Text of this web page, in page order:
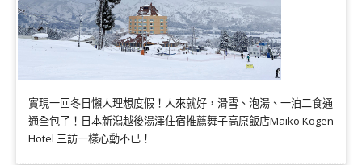
實現一回冬日懶人理想度假！人來就好，滑雪、泡湯、一泊二食通
通全包了！日本新潟越後湯澤住宿推薦舞子高原飯店Maiko Kogen
Hotel 三訪一樣心動不已！